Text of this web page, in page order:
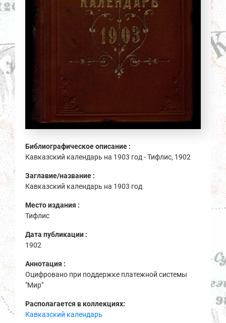
Библиографическое описание :
Кавказский календарь на 1903 год - Тифлис, 1902
Заглавие/название :
Кавказский календарь на 1903 год
Место издания :
Тифлис
Дата публикации :
1902
Аннотация :
Оцифровано при поддержке платежной системы
"Мир"
Располагается в коллекциях:
Кавказский календарь